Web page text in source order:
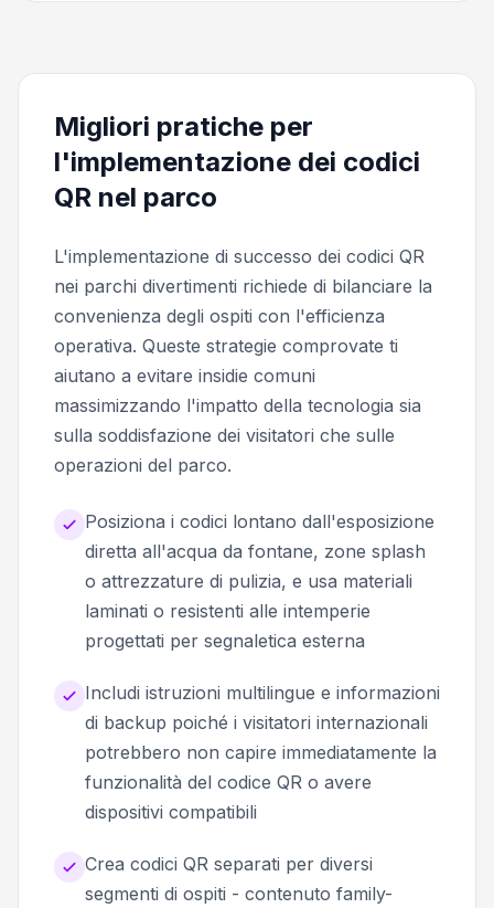
Migliori pratiche per
l'implementazione dei codici
QR nel parco
L'implementazione di successo dei codici QR
nei parchi divertimenti richiede di bilanciare la
convenienza degli ospiti con l'efficienza
operativa. Queste strategie comprovate ti
aiutano a evitare insidie comuni
massimizzando l'impatto della tecnologia sia
sulla soddisfazione dei visitatori che sulle
operazioni del parco.
Posiziona i codici lontano dall'esposizione
diretta all'acqua da fontane, zone splash
o attrezzature di pulizia, e usa materiali
laminati o resistenti alle intemperie
progettati per segnaletica esterna
Includi istruzioni multilingue e informazioni
di backup poiché i visitatori internazionali
potrebbero non capire immediatamente la
funzionalità del codice QR o avere
dispositivi compatibili
Crea codici QR separati per diversi
segmenti di ospiti - contenuto family-